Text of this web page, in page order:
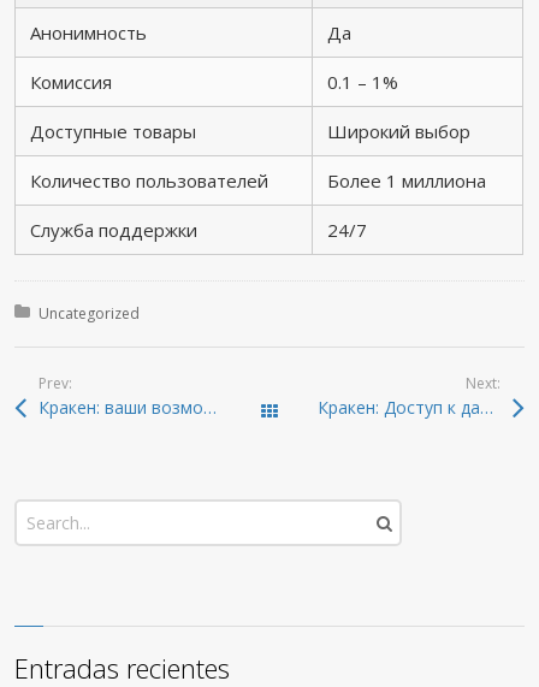
Анонимность Да
Комиссия 0.1 – 1%
Доступные товары Широкий выбор
Количество пользователей Более 1 миллиона
Служба поддержки 24/7
Posted in:
Uncategorized
Prev:
Кракен: ваши возможности в даркнете 2026 Todas las entradas
Next:
Кракен: Доступ к даркнету и актуальные ссылки 2026
Entradas recientes